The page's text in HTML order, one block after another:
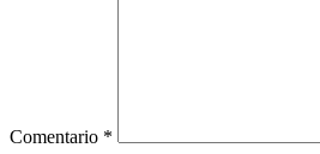
Comentario *